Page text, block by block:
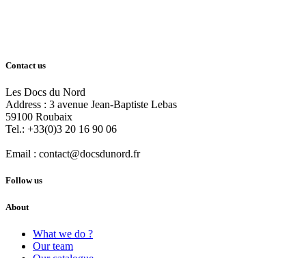
Contact us
Les Docs du Nord
Address : 3 avenue Jean-Baptiste Lebas
59100 Roubaix
Tel.: +33(0)3 20 16 90 06
Email : contact@docsdunord.fr
Follow us
About
What we do ?
Our team